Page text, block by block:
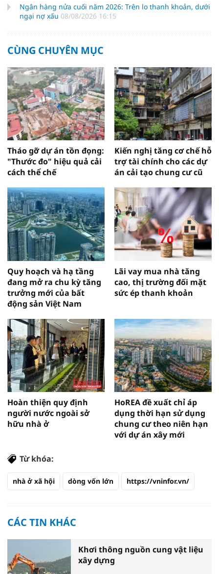
Ngân hàng nửa cuối năm 2026: Trên lo thanh khoản, dưới
ngại nợ xấu 08/08/2026 16:15
CÙNG CHUYÊN MỤC
Tháo gỡ dự án tồn đọng:
"Thước đo" hiệu quả cải
cách thể chế
Kiến nghị tăng cơ chế hỗ
trợ tài chính cho các dự
án cải tạo chung cư cũ
Quy hoạch và hạ tầng
đang mở ra chu kỳ tăng
trưởng mới của bất
động sản Việt Nam
Lãi vay mua nhà tăng
cao, thị trường đối mặt
sức ép thanh khoản
Hoàn thiện quy định
người nước ngoài sở
hữu nhà ở
HoREA đề xuất chỉ áp
dụng thời hạn sử dụng
chung cư theo niên hạn
với dự án xây mới
Từ khóa:
nhà ở xã hội dòng vốn lớn https://vninfor.vn/
CÁC TIN KHÁC
Khơi thông nguồn cung vật liệu
xây dựng